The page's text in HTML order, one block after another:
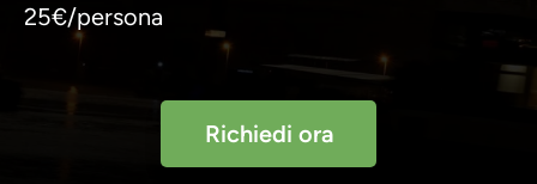
25€/persona
Richiedi ora